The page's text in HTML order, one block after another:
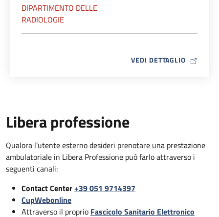
DIPARTIMENTO DELLE
RADIOLOGIE
VEDI DETTAGLIO MAP ICON
Libera professione
Qualora l’utente esterno desideri prenotare una prestazione
ambulatoriale in Libera Professione può farlo attraverso i
seguenti canali:
Contact Center+39 051 9714397
CupWebonline
Attraverso il proprio Fascicolo Sanitario Elettronico